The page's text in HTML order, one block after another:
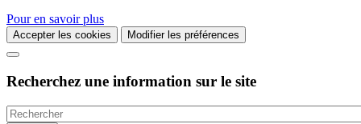
Pour en savoir plus
Accepter les cookies Modifier les préférences
Recherchez une information sur le site